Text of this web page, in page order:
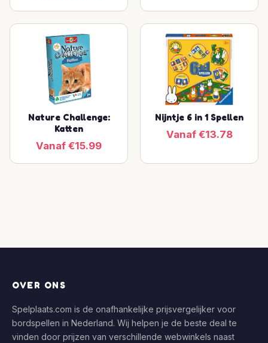
Nature Challenge:
Katten
Vanaf €15.99
Nijntje 6 in 1 Spellen
Vanaf €13.78
OVER ONS
Spelplaats.com is de onafhankelijke prijsvergelijker voor
bordspellen in Nederland. Wij helpen je de beste deal te
vinden door prijzen van verschillende webwinkels naast